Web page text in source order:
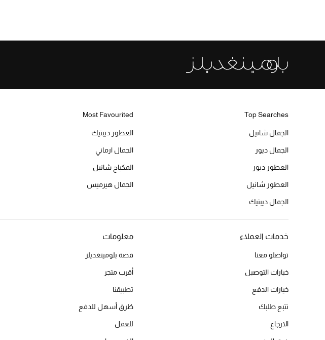
Top Searches
الجمال شانيل
الجمال ديور
العطور ديور
العطور شانيل
الجمال ديبتيك
Most Favourited
العطور ديبتيك
الجمال ارماني
المكياج شانيل
الجمال هيرميس
خدمات العملاء
تواصلو معنا
خيارات التوصيل
خيارات الدفع
تتبع طلبك
الارجاع
معلومات
قصة بلومينغديلز
أقرب متجر
تطبيقنا
طُرق أسهل للدفع
للعمل